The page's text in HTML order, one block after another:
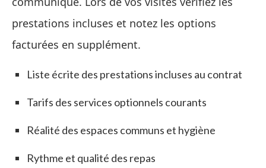
prestations incluses et notez les options
facturées en supplément.
Liste écrite des prestations incluses au contrat
Tarifs des services optionnels courants
Réalité des espaces communs et hygiène
Rythme et qualité des repas